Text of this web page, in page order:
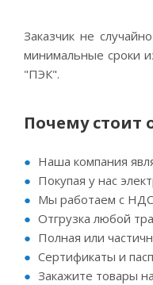
Заказчик не
минимальные сроки
"ПЭК".
Почему
Наша компания
Покупая у нас
Мы работаем с
Отгрузка любой
Полная или
Сертификаты и
Закажите товары